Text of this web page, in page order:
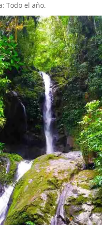
Todo el año.